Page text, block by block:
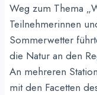
Weg zum Thema
Teilnehmerinnen
Sommerwetter
die Natur an den
An mehreren
mit den Facetten